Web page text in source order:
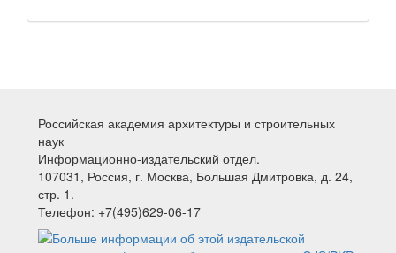
Российская академия архитектуры и строительных
наук
Информационно-издательский отдел.
107031, Россия, г. Москва, Большая Дмитровка, д. 24,
стр. 1.
Телефон: +7(495)629-06-17